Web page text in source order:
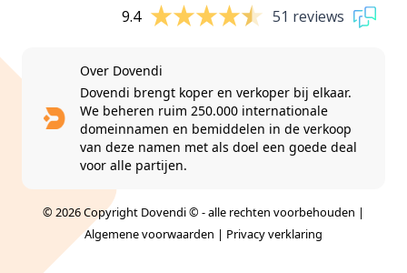
9.4 51 reviews
Over Dovendi
Dovendi brengt koper en verkoper bij elkaar.
We beheren ruim 250.000 internationale
domeinnamen en bemiddelen in de verkoop
van deze namen met als doel een goede deal
voor alle partijen.
© 2026 Copyright Dovendi © - alle rechten voorbehouden |
Algemene voorwaarden | Privacy verklaring